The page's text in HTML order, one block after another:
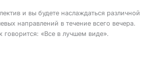
и вы будете наслаждаться различной
направлений в течение всего вечера.
говорится: «Все в лучшем виде».